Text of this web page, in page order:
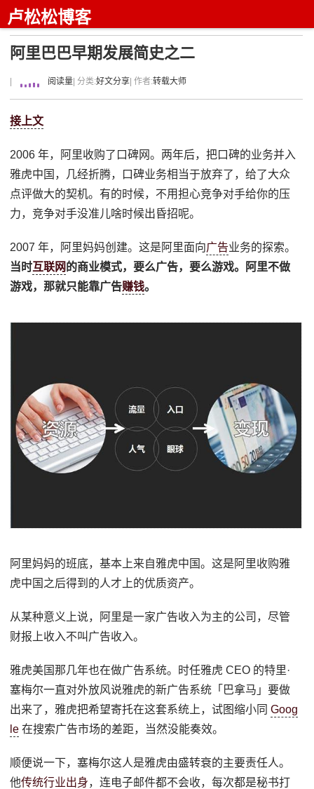
卢松松博客
阿里巴巴早期发展简史之二
阅读量 | 分类:好文分享 | 作者:转载大师
接上文
2006 年，阿里收购了口碑网。两年后，把口碑的业务并入
雅虎中国，几经折腾，口碑业务相当于放弃了，给了大众
点评做大的契机。有的时候，不用担心竞争对手给你的压
力，竞争对手没准儿啥时候出昏招呢。
2007 年，阿里妈妈创建。这是阿里面向广告业务的探索。
当时互联网的商业模式，要么广告，要么游戏。阿里不做
游戏，那就只能靠广告赚钱。
阿里妈妈的班底，基本上来自雅虎中国。这是阿里收购雅
虎中国之后得到的人才上的优质资产。
从某种意义上说，阿里是一家广告收入为主的公司，尽管
财报上收入不叫广告收入。
雅虎美国那几年也在做广告系统。时任雅虎 CEO 的特里·
塞梅尔一直对外放风说雅虎的新广告系统「巴拿马」要做
出来了，雅虎把希望寄托在这套系统上，试图缩小同Goog
le 在搜索广告市场的差距，当然没能奏效。
顺便说一下，塞梅尔这人是雅虎由盛转衰的主要责任人。
他传统行业出身，连电子邮件都不会收，每次都是秘书打